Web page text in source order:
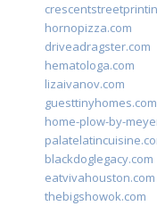
hornopizza.com
driveadragster.com
hematologa.com
lizaivanov.com
guesttinyhomes.com
home-plow-by-
blackdoglegacy.com
eatvivahouston.com
thebigshowok.com